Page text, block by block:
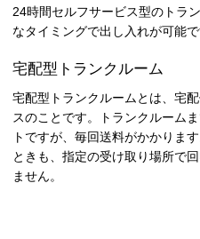
24時間セルフサービス型のトラ
なタイミングで出し入れが可能で
宅配型トランクルーム
宅配型トランクルームとは、宅
スのことです。トランクルーム
トですが、毎回送料がかかりま
ときも、指定の受け取り場所で
ません。